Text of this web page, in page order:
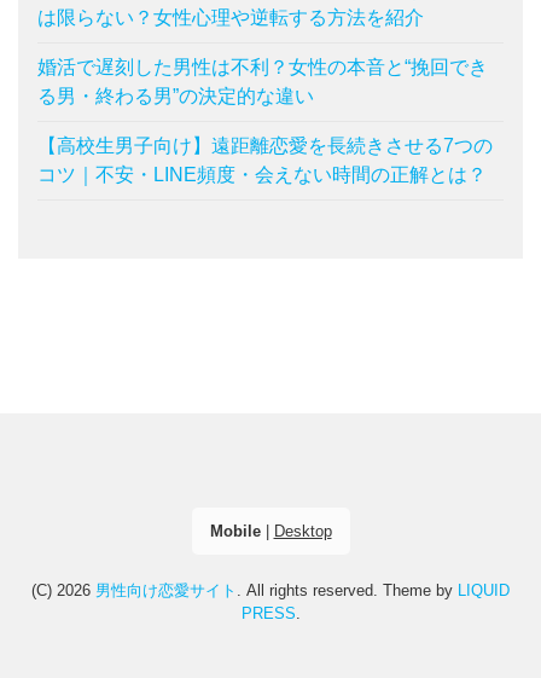
は限らない？女性心理や逆転する方法を紹介
婚活で遅刻した男性は不利？女性の本音と“挽回でき
る男・終わる男”の決定的な違い
【高校生男子向け】遠距離恋愛を長続きさせる7つの
コツ｜不安・LINE頻度・会えない時間の正解とは？
Mobile| Desktop
(C) 2026 男性向け恋愛サイト . All rights reserved. Theme by
LIQUID
PRESS